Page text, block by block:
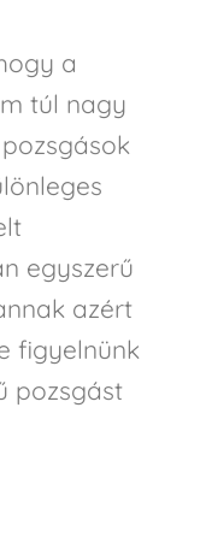
a
túl nagy
egyszerű
azért
figyelnünk
pozsgást